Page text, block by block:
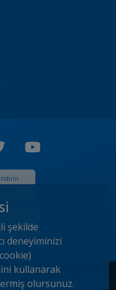
Müdürlüğü tarafından
şekilde
deneyiminizi
kullanarak
olursunuz.